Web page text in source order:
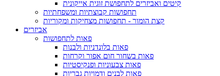
קיטים ואביזרים לתחפושת זוגית אייקונית
תחפושות קבוצתיות ומשפחתיות
קצת הומור - תחפושות מצחיקות ומקוריות
אביזרים
פאות לתחפושות
פאות בלונדניות ולבנות
פאות בשחור חום אפור וקרחות
פאות צבעוניות ופנקיסטיות
פאות לבנים ודמויות גבריות